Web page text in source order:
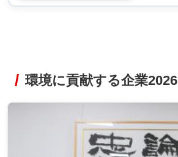
環境に貢献する企業2026